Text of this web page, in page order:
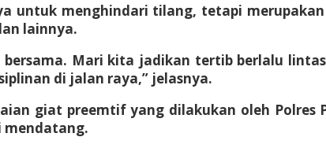
untuk menghindari tilang, tetapi
lainnya.
Mari kita jadikan tertib berlalu
di jalan raya,” jelasnya.
giat preemtif yang dilakukan oleh Polres
mendatang.